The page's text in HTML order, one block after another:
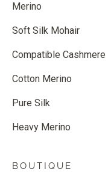
Merino
Soft Silk Mohair
Compatible Cashmere
Cotton Merino
Pure Silk
Heavy Merino
BOUTIQUE